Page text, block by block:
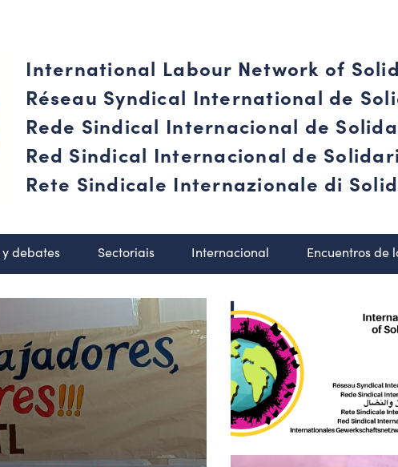
International Labour Network of
Réseau Syndical International de
Rede Sindical Internacional de
Red Sindical Internacional de
Rete Sindicale Internazionale di
y debates Sectoriais Internacional Encuentros de